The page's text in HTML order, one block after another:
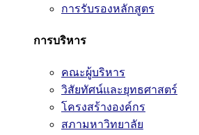
การรับรองหลักสูตร
การบริหาร
คณะผู้บริหาร
วิสัยทัศน์และยุทธศาสตร์
โครงสร้างองค์กร
สภามหาวิทยาลัย